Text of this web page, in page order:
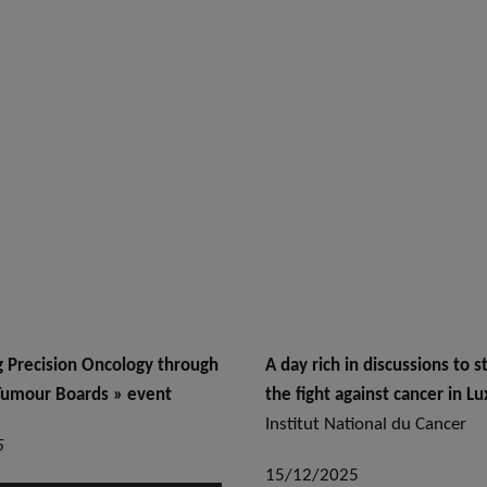
Precision Oncology through
Boards » event
A day rich in discussions to
the fight against cancer in
Institut National du Cancer
15/12/2025